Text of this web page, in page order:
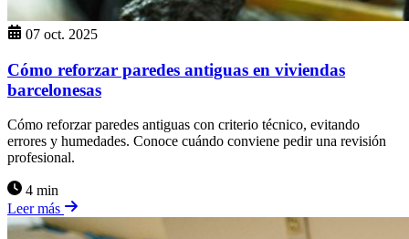
07 oct. 2025
Cómo reforzar paredes antiguas en viviendas
barcelonesas
Cómo reforzar paredes antiguas con criterio técnico, evitando
errores y humedades. Conoce cuándo conviene pedir una revisión
profesional.
4 min
Leer más